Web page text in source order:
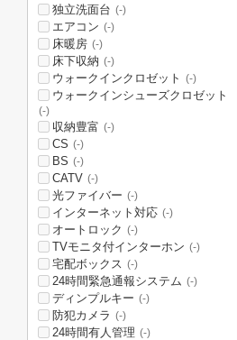
独立洗面台 (-)
エアコン (-)
床暖房 (-)
床下収納 (-)
ウォークインクロゼット (-)
ウォークインシューズクロゼット
(-)
収納豊富 (-)
CS (-)
BS (-)
CATV (-)
光ファイバー (-)
インターネット対応 (-)
オートロック (-)
TVモニタ付インターホン (-)
宅配ボックス (-)
24時間緊急通報システム (-)
ディンプルキー (-)
防犯カメラ (-)
24時間有人管理 (-)